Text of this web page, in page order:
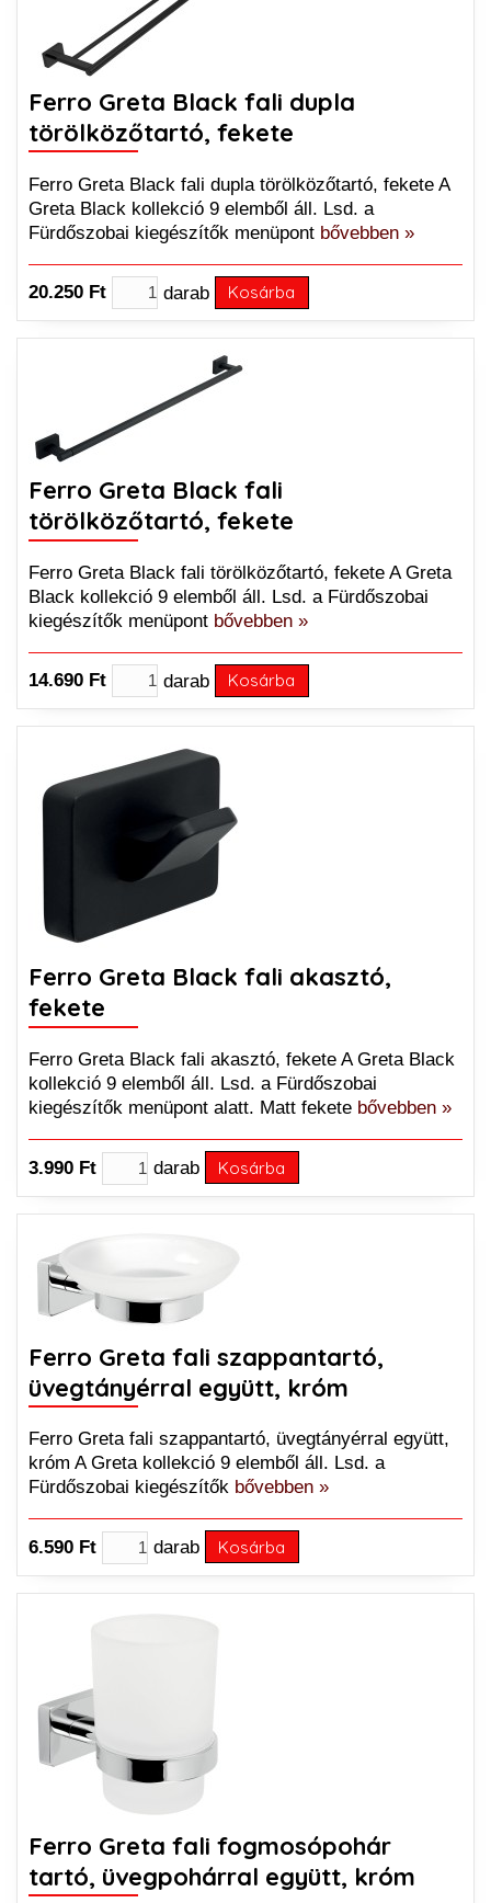
Ferro Greta Black fali dupla
törölközőtartó, fekete
Ferro Greta Black fali dupla törölközőtartó, fekete A
Greta Black kollekció 9 elemből áll. Lsd. a
Fürdőszobai kiegészítők menüpont bővebben »
20.250 Ft darab Kosárba
Ferro Greta Black fali
törölközőtartó, fekete
Ferro Greta Black fali törölközőtartó, fekete A Greta
Black kollekció 9 elemből áll. Lsd. a Fürdőszobai
kiegészítők menüpont bővebben »
14.690 Ft darab Kosárba
Ferro Greta Black fali akasztó,
fekete
Ferro Greta Black fali akasztó, fekete A Greta Black
kollekció 9 elemből áll. Lsd. a Fürdőszobai
kiegészítők menüpont alatt. Matt fekete bővebben »
3.990 Ft darab Kosárba
Ferro Greta fali szappantartó,
üvegtányérral együtt, króm
Ferro Greta fali szappantartó, üvegtányérral együtt,
króm A Greta kollekció 9 elemből áll. Lsd. a
Fürdőszobai kiegészítők bővebben »
6.590 Ft darab Kosárba
Ferro Greta fali fogmosópohár
tartó, üvegpohárral együtt, króm